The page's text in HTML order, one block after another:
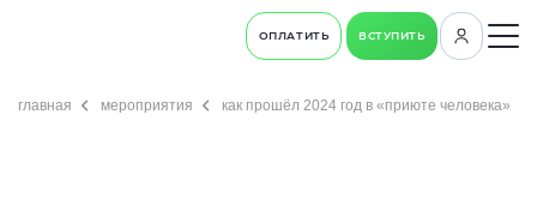
ОПЛАТИТЬ ВСТУПИТЬ
главная мероприятия как прошёл 2024 год в «приюте человека»